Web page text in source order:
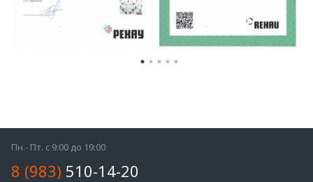
Пн.- Пт. с 9:00 до 19:00
8 (983) 510-14-20